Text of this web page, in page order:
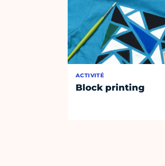
ACTIVITÉ
Block printing